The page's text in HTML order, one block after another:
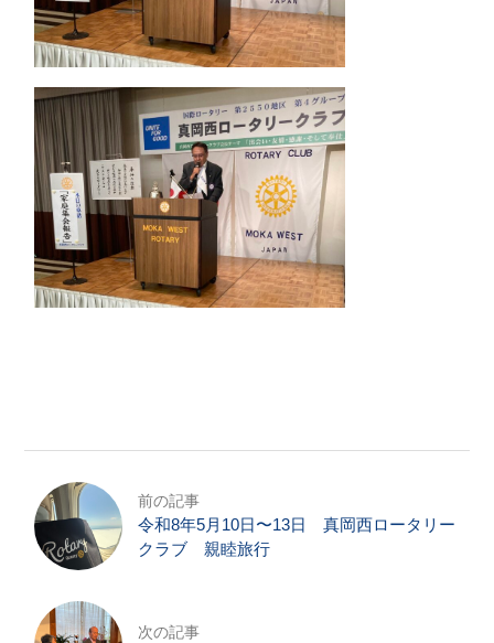
前の記事
令和8年5月10日〜13日 真岡西ロータリー
クラブ 親睦旅行
次の記事